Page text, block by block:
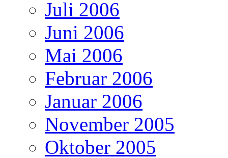
Juli 2006
Juni 2006
Mai 2006
Februar 2006
Januar 2006
November 2005
Oktober 2005